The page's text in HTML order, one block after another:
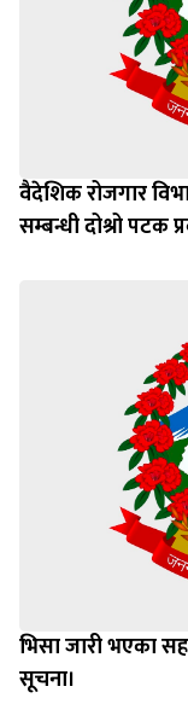
वैदेशिक रोजगार
सम्बन्धी दोश्रो पटक
भिसा जारी भएका
सूचना।